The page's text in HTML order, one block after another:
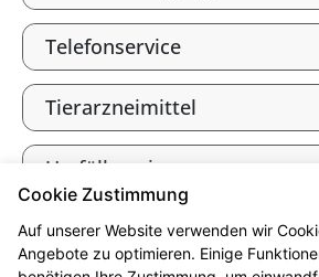
Telefonservice
Tierarzneimittel
Umfüllservice
Verbandkasten, Haus- und
Reiseapotheke
Cookie Zustimmung
Auf unserer Website verwenden wir
Angebote zu optimieren. Einige